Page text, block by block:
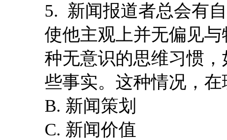
5. 新闻报道者总会有
使他主观上并无偏见
种无意识的思维习惯
些事实。这种情况，
B. 新闻策划
C. 新闻价值